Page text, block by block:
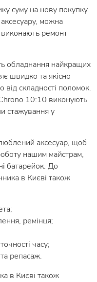
суму на нову покупку.
можна
ремонт
обладнання найкращих
швидко та якісно
складності поломок.
10:10 виконують
стажування у
аксесуар, щоб
нашим майстрам,
батарейок. До
в Києві також
ремінця;
часу;
репасаж.
в Києві також